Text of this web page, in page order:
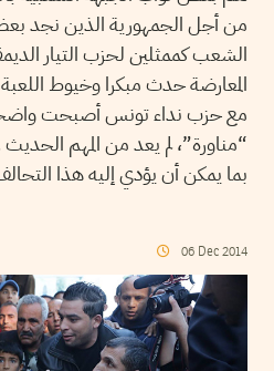
من أجل الجمهورية الذين نجد
الشعب كممثلين لحزب التيار
المعارضة حدث مبكرا وخيوط
مع حزب نداء تونس أصبحت
“مناورة”، لم يعد من المهم
بما يمكن أن يؤدي إليه هذا
06 Dec 2014